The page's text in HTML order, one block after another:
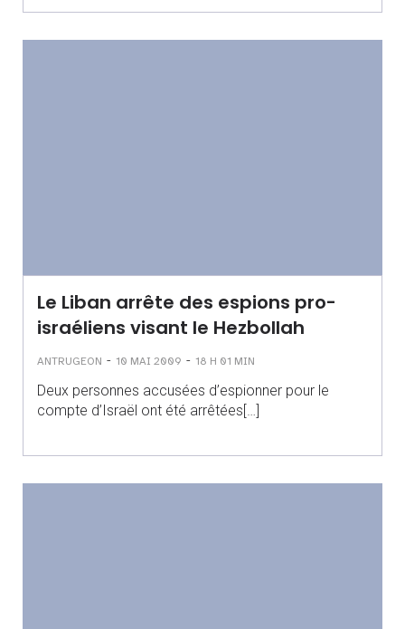
Le Liban arrête des espions pro-
israéliens visant le Hezbollah
ANTRUGEON - 10 MAI 2009 - 18 H 01 MIN
Deux personnes accusées d’espionner pour le
compte d’Israël ont été arrêtées[…]